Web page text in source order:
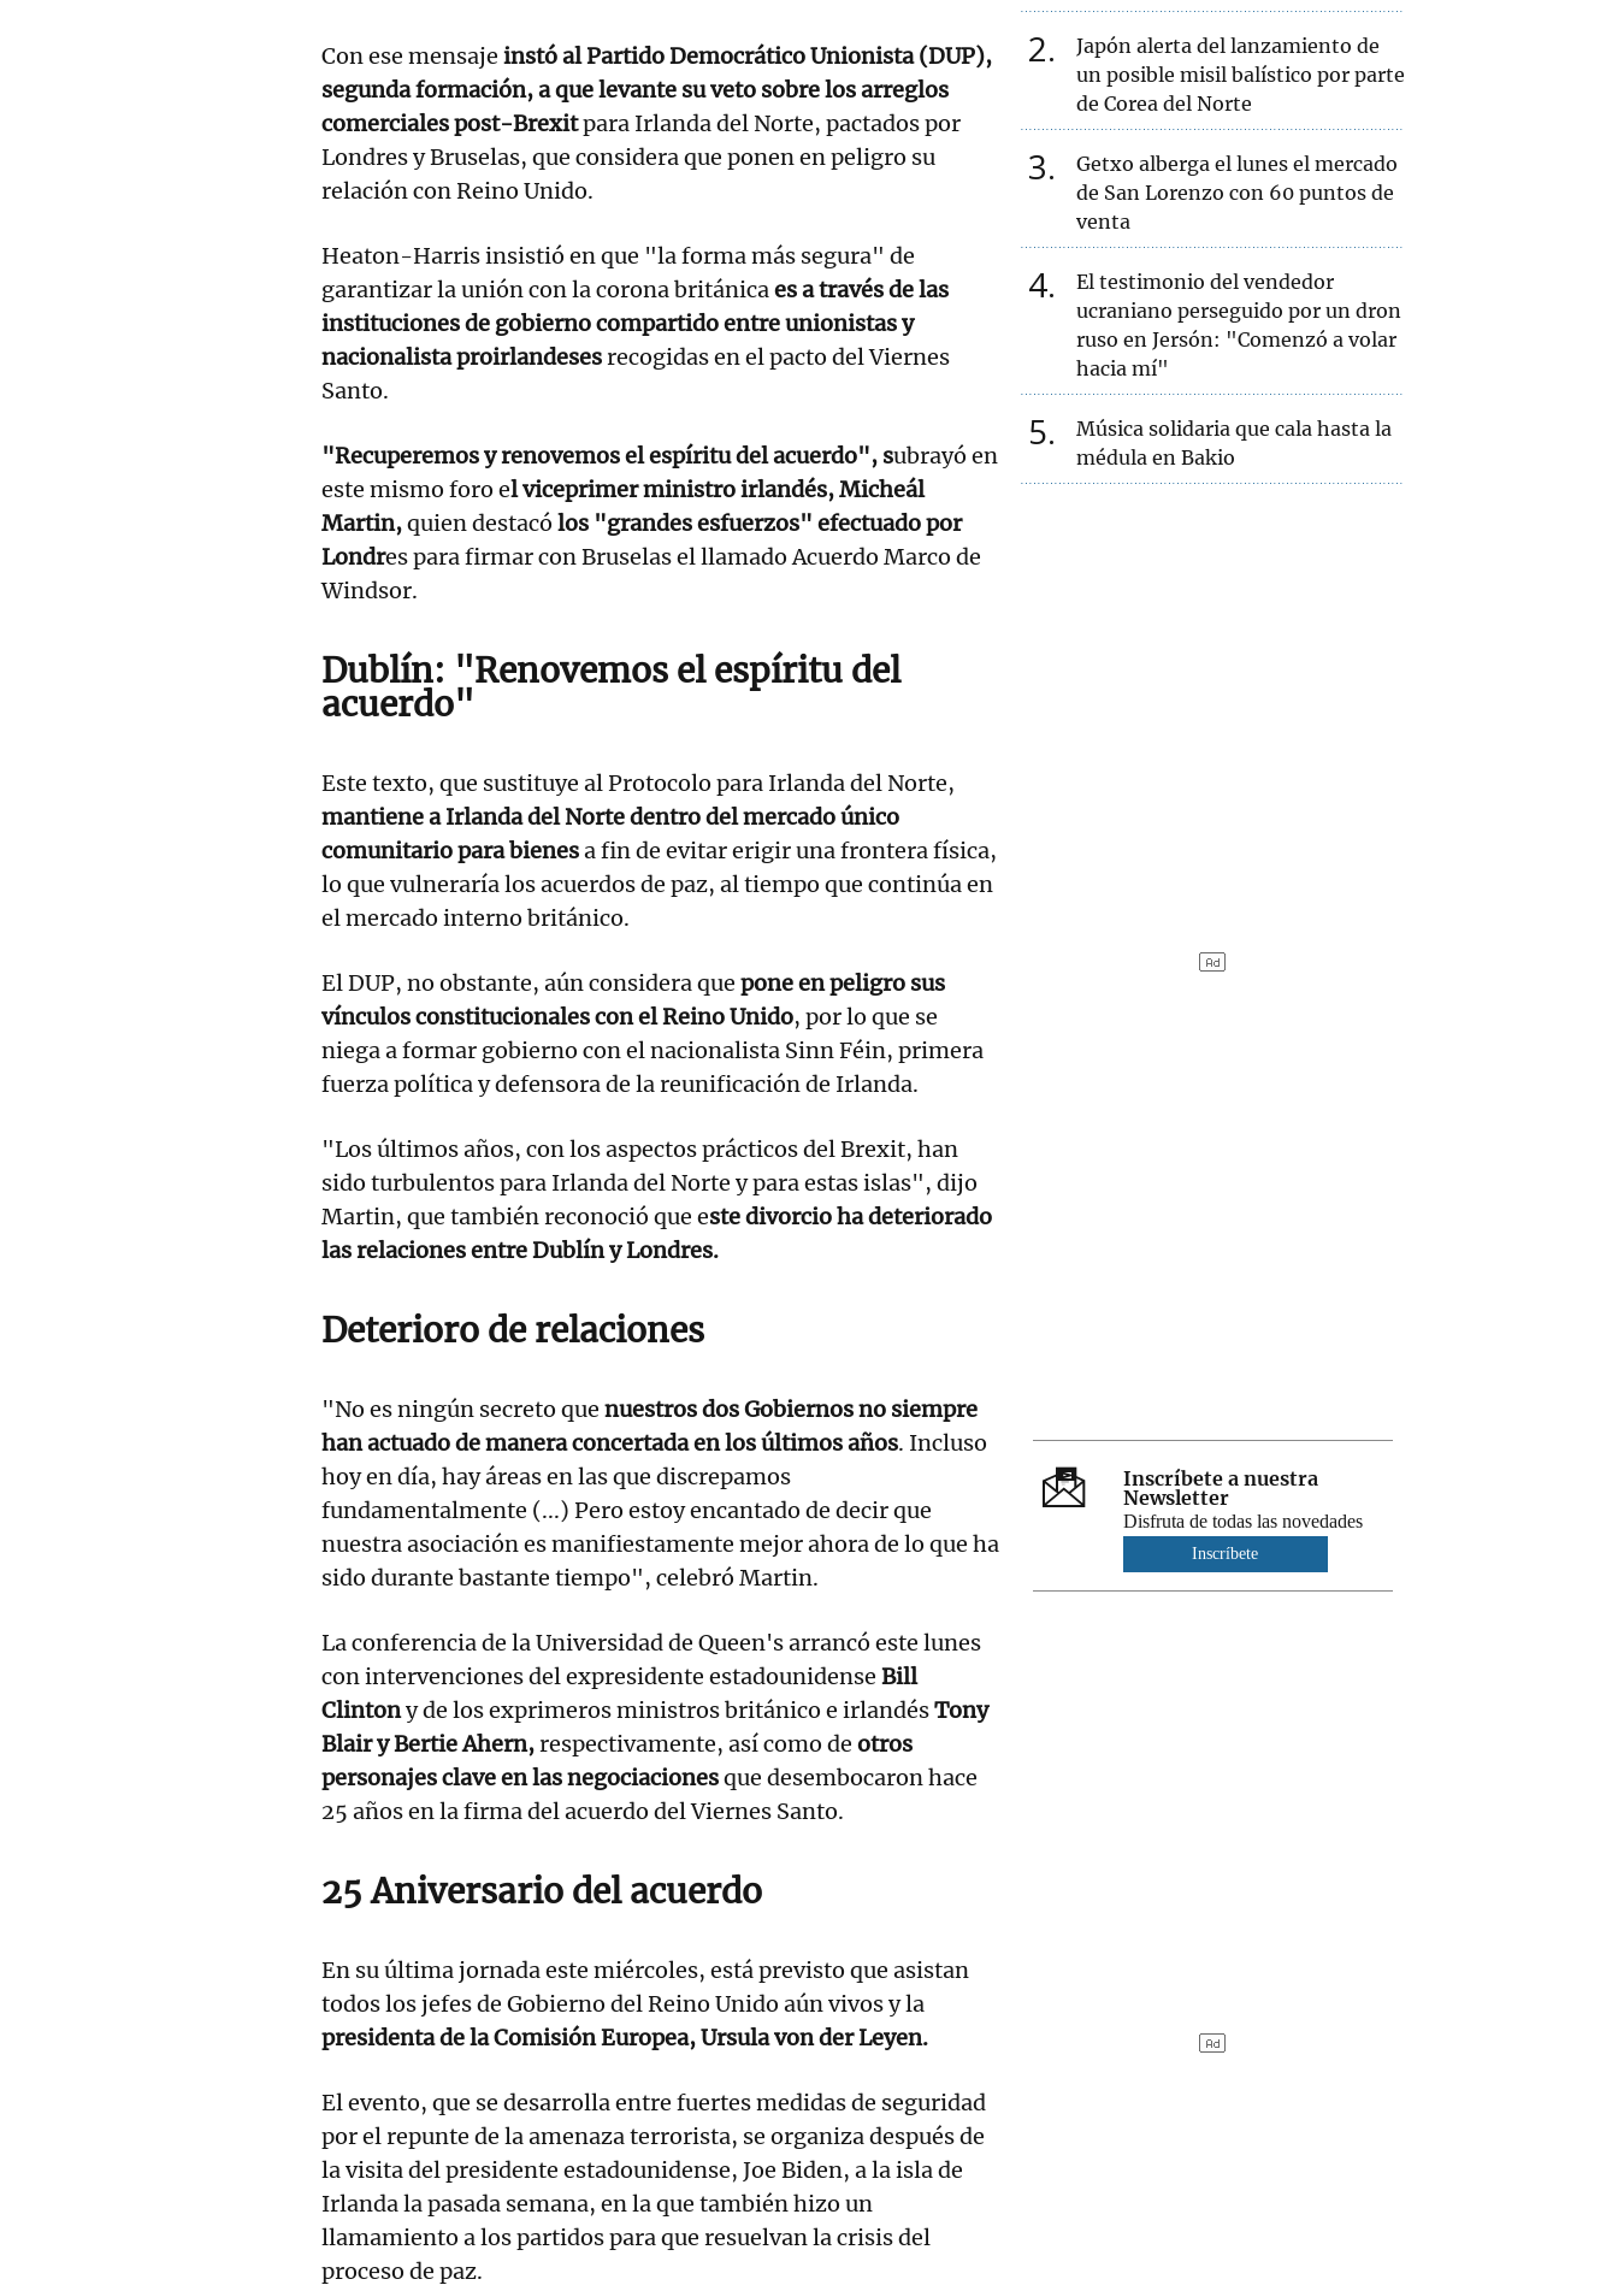
Con ese mensaje instó al Partido Democrático Unionista (DUP),
segunda formación, a que levante su veto sobre los arreglos
comerciales post-Brexitpara Irlanda del Norte, pactados por
Londres y Bruselas, que considera que ponen en peligro su
relación con Reino Unido.
Heaton-Harris insistió en que "la forma más segura" de
garantizar la unión con la corona británicaes a través de las
instituciones de gobierno compartido entre unionistas y
nacionalista proirlandesesrecogidas en el pacto del Viernes
Santo.
"Recuperemos y renovemos el espíritu del acuerdo", subrayó en
este mismo foro el viceprimer ministro irlandés, Micheál
Martin,quien destacó los "grandes esfuerzos" efectuado por
Londres para firmar con Bruselas el llamado Acuerdo Marco de
Windsor.
Dublín: "Renovemos el espíritu del
acuerdo"
Este texto, que sustituye al Protocolo para Irlanda del Norte,
mantiene a Irlanda del Norte dentro del mercado único
comunitario para bienesa fin de evitar erigir una frontera física,
lo que vulneraría los acuerdos de paz, al tiempo que continúa en
el mercado interno británico.
El DUP, no obstante, aún considera que pone en peligro sus
vínculos constitucionales con el Reino Unido, por lo que se
niega a formar gobierno con el nacionalista Sinn Féin, primera
fuerza política y defensora de la reunificación de Irlanda.
"Los últimos años, con los aspectos prácticos del Brexit, han
sido turbulentos para Irlanda del Norte y para estas islas", dijo
Martin, que también reconoció que este divorcio ha deteriorado
las relaciones entre Dublín y Londres.
Deterioro de relaciones
"No es ningún secreto que nuestros dos Gobiernos no siempre
han actuado de manera concertada en los últimos años. Incluso
hoy en día, hay áreas en las que discrepamos
fundamentalmente (...) Pero estoy encantado de decir que
nuestra asociación es manifiestamente mejor ahora de lo que ha
sido durante bastante tiempo", celebró Martin.
La conferencia de la Universidad de Queen's arrancó este lunes
con intervenciones del expresidente estadounidense Bill
Clintony de los exprimeros ministros británico e irlandésTony
Blair y Bertie Ahern,respectivamente, así como de otros
personajes clave en las negociacionesque desembocaron hace
25 años en la firma del acuerdo del Viernes Santo.
25 Aniversario del acuerdo
En su última jornada este miércoles, está previsto que asistan
todos los jefes de Gobierno del Reino Unido aún vivos y la
presidenta de la Comisión Europea, Ursula von der Leyen.
El evento, que se desarrolla entre fuertes medidas de seguridad
por el repunte de la amenaza terrorista, se organiza después de
la visita del presidente estadounidense, Joe Biden, a la isla de
Irlanda la pasada semana, en la que también hizo un
llamamiento a los partidos para que resuelvan la crisis del
proceso de paz.
2
Japón alerta del lanzamiento de
un posible misil balístico por parte
de Corea del Norte
3
Getxo alberga el lunes el mercado
de San Lorenzo con 60 puntos de
venta
4
El testimonio del vendedor
ucraniano perseguido por un dron
ruso en Jersón: "Comenzó a volar
hacia mí"
5
Música solidaria que cala hasta la
médula en Bakio
Inscríbete a nuestra
Newsletter
Disfruta de todas las novedades
Inscríbete